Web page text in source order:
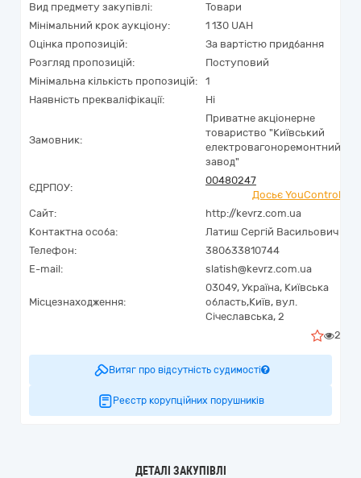
Вид предмету закупівлі:
Товари
Мінімальний крок аукціону:
1 130 UAH
Оцінка пропозицій:
За вартістю придбання
Розгляд пропозицій:
Поступовий
Мінімальна кількість пропозицій:
1
Наявність прекваліфікації:
Ні
Замовник:
Приватне акціонерне
товариство "Київський
електровагоноремонтний
завод"
ЄДРПОУ:
00480247
Досьє YouControl
Сайт:
http://kevrz.com.ua
Контактна особа:
Латиш Сергій Васильович
Телефон:
380633810744
E-mail:
slatish@kevrz.com.ua
Місцезнаходження:
03049, Україна, Київська
область,Київ, вул.
Січеславська, 2
2
Витяг про відсутність судимості
Реєстр корупційних порушників
ДЕТАЛІ ЗАКУПІВЛІ